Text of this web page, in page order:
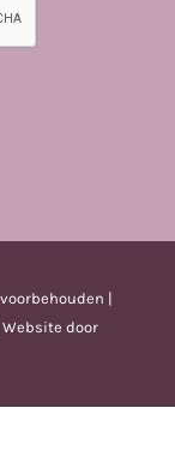
|
Website door